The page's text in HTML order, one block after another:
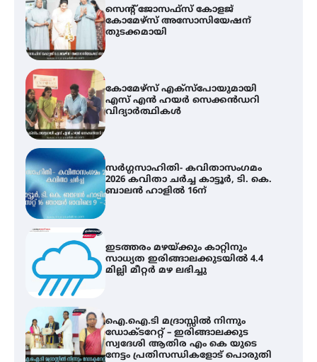
കോമേഴ്സ് എക്സ്പോയുമായി
എസ് എൻ ഹയർ സെക്കൻഡറി
വിദ്യാർത്ഥികൾ
സർഗ്ഗസാഹിതി- കവിതാസംഗമം
2026 കവിതാ ചർച്ച കാട്ടൂർ, ടി. കെ.
ബാലൻ ഹാളിൽ 16ന്
ഇടത്തരം മഴയ്ക്കും കാറ്റിനും
സാധ്യത ഇരിങ്ങാലക്കുടയിൽ 4.4
മില്ലി മീറ്റർ മഴ ലഭിച്ചു
ഐ.ഐ.ടി മദ്രാസ്സിൽ നിന്നും
ഡോക്ടറേറ്റ് – ഇരിങ്ങാലക്കുട
സ്വദേശി ആതിര എം കെ യുടെ
നേട്ടം പ്രതിസന്ധികളോട് പൊരുതി
ട്യുണീഷ്യൻ ചിത്രം ” ദി വോയിസ്
ഓഫ് ഹിന്ദ് റജബ് ” ഇരിങ്ങാലക്കുട
ഫിലിം സൊസൈറ്റി ആഗസ്റ്റ് 7
വെള്ളിയാഴ്ച സ്‌ക്രീൻ ചെയ്യുന്നു